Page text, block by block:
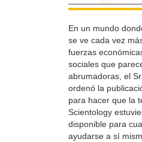
En un mundo
se ve cada vez
fuerzas
sociales que
abrumadoras, el
ordenó la
para hacer que la
Scientology
disponible para
ayudarse a sí